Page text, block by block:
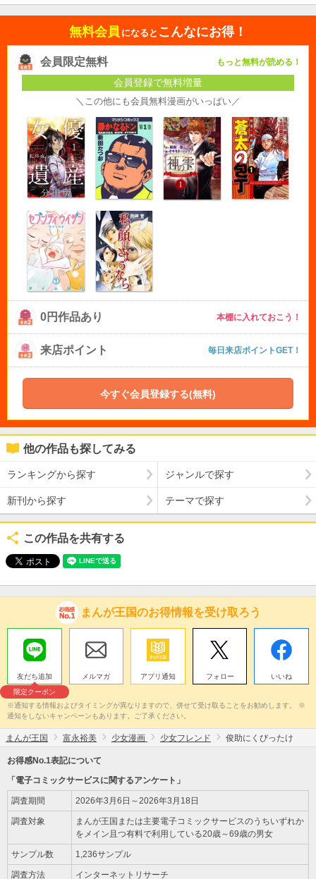
無料会員 になると こんなにお得！
会員限定無料 もっと無料が読める！
会員登録で無料増量
＼この他にも会員無料漫画がいっぱい／
0円作品あり 本棚に入れておこう！
来店ポイント 毎日来店ポイントGET！
今すぐ会員登録する(無料)
他の作品も探してみる
ランキングから探す ジャンルで探す
新刊から探す テーマで探す
この作品を共有する
まんが王国のお得情報を受け取ろう
友だち追加
限定クーポン
メルマガ アプリ通知 フォロー いいね
※通知する情報およびタイミングが異なりますので、併せて受け取ることをお勧めします。 ※
通知をしないキャンペーンもあります。ご了承ください。
まんが王国 富永裕美 少女漫画 少女フレンド 俊助にくびったけ
お得感No.1表記について
「電子コミックサービスに関するアンケート」
調査期間 2026年3月6日～2026年3月18日
調査対象
まんが王国または主要電子コミックサービスのうちいずれか
をメイン且つ有料で利用している20歳～69歳の男女
サンプル数 1,236サンプル
調査方法 インターネットリサーチ